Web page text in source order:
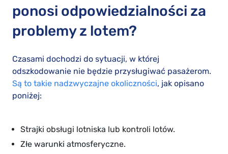
ponosi odpowiedzialności za
problemy z lotem?
Czasami dochodzi do sytuacji, w której
odszkodowanie nie będzie przysługiwać pasażerom.
Są to takie nadzwyczajne okoliczności, jak opisano
poniżej:
Strajki obsługi lotniska lub kontroli lotów.
Złe warunki atmosferyczne.